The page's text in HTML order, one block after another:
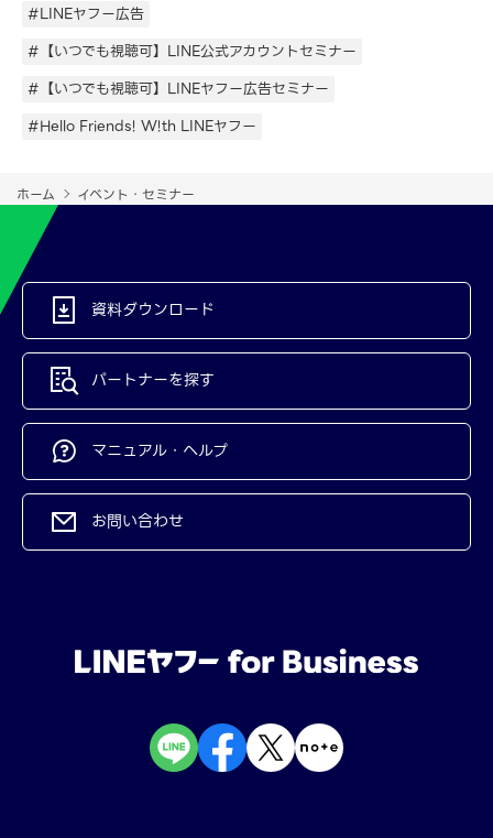
#LINEヤフー広告
#【いつでも視聴可】LINE公式アカウントセミナー
#【いつでも視聴可】LINEヤフー広告セミナー
#Hello Friends! W!th LINEヤフー
ホーム イベント・セミナー
資料ダウンロード
パートナーを探す
マニュアル・ヘルプ
お問い合わせ